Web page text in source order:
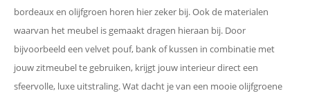
bordeaux en olijfgroen horen hier zeker bij. Ook de materialen
waarvan het meubel is gemaakt dragen hieraan bij. Door
bijvoorbeeld een velvet pouf, bank of kussen in combinatie met
jouw zitmeubel te gebruiken, krijgt jouw interieur direct een
sfeervolle, luxe uitstraling. Wat dacht je van een mooie olijfgroene